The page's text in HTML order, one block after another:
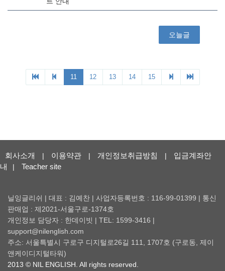
회사소개 | 이용약관 | 개인정보취급방침 |
입금계좌안
내
| Teacher site
닐잉글리쉬 | 대표 : 김예찬 | 사업자등록번호 : 116-99-01399 | 통신
판매업 : 제2021-서울구로-1374호
개인정보 담당자 : 한데이빗 | TEL: 1599-3416 |
support@nilenglish.com
주소: 서울특별시 구로구 디지털로26길 111, 1707호 (구로동, 제이
앤케이디지털타워)
2013 © NIL ENGLISH. All rights reserved.